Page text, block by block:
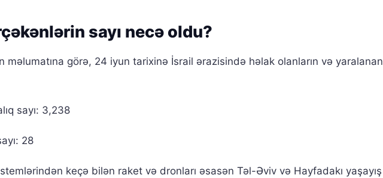
sayı necə oldu?
məlumatına görə, 24 iyun tarixinə İsrail ərazisində həlak olanların və
sayı: 3,238
28
keçə bilən raket və dronları əsasən Təl-Əviv və Hayfadakı yaşayış